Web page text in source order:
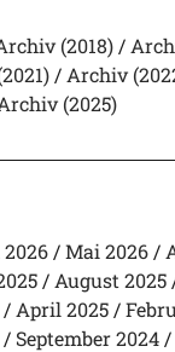
(2018)
Archiv
(2025)
Mai 2026
August 2025
April 2025
September 2024